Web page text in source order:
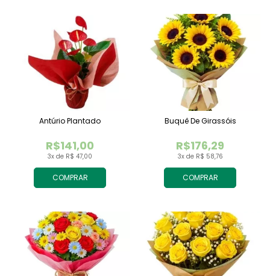
COMPRAR
3x de R$ 47,00
R$141,00
Antúrio Plantado
COMPRAR
3x de R$ 58,76
R$176,29
Buquê De Girassóis